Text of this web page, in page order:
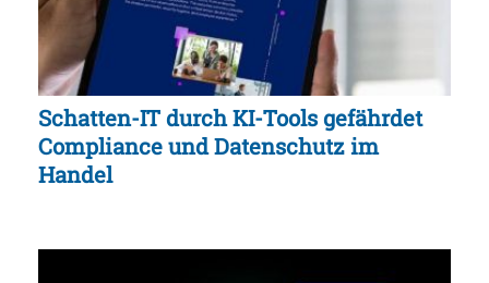
Schatten-IT durch KI-Tools gefährdet
Compliance und Datenschutz im
Handel